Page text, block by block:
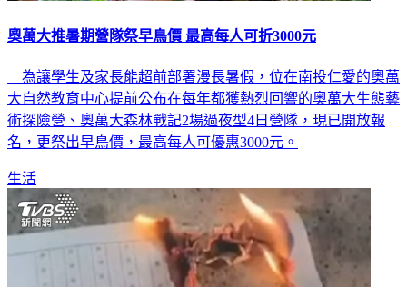
奧萬大推暑期營隊祭早鳥價 最高每人可折3000元
為讓學生及家長能超前部署漫長暑假，位在南投仁愛的奧萬
大自然教育中心提前公布在每年都獲熱烈回響的奧萬大生態藝
術探險營、奧萬大森林戰記2場過夜型4日營隊，現已開放報
名，更祭出早鳥價，最高每人可優惠3000元。
生活